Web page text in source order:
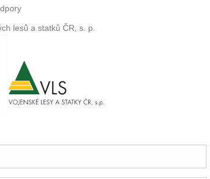
lesů a statků ČR, s. p.